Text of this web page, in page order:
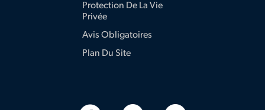
Protection De La Vie
Privée
Avis Obligatoires
Plan Du Site